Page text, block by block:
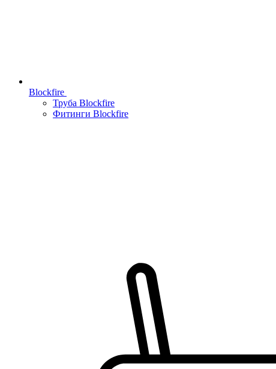
Blockfire
Труба Blockfire
Фитинги Blockfire